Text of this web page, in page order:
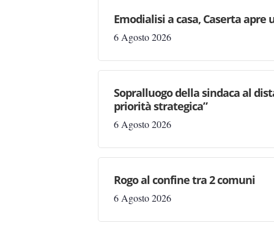
Emodialisi a casa, Caserta apre
6 Agosto 2026
Sopralluogo della sindaca al
priorità strategica”
6 Agosto 2026
Rogo al confine tra 2 comuni
6 Agosto 2026